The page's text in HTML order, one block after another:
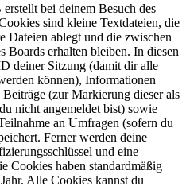
bei deinem Besuch des
sind kleine Textdateien, die
Dateien ablegt und die zwischen
Boards erhalten bleiben. In diesen
deiner Sitzung (damit dir alle
können), Informationen
(zur Markierung dieser als
nicht angemeldet bist) sowie
an Umfragen (sofern du
Ferner werden deine
und eine
Cookies haben standardmäßig
Alle Cookies kannst du